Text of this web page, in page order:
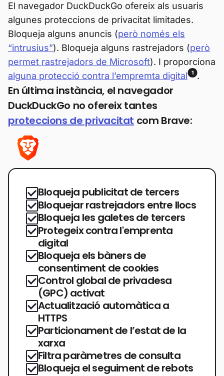
El navegador DuckDuckGo ofereix als usuaris
algunes proteccions de privacitat limitades.
Bloqueja alguns anuncis (però només els
“intrusius”). Bloqueja alguns rastrejadors (però
permet rastrejadors de Microsoft). I proporciona
alguna protecció contra l’empremta digital
1 .
En última instància, el navegador
DuckDuckGo no ofereix tantes
proteccions de privacitat com Brave:
Bloqueja publicitat de tercers
Bloquejar rastrejadors entre llocs
Bloqueja les galetes de tercers
Protegeix contra l'emprenta
digital
Bloqueja els bàners de
consentiment de cookies
Control global de privadesa
(GPC) activat
Actualització automàtica a
HTTPS
Particionament de l’estat de la
xarxa
Filtra paràmetres de consulta
Bloqueja el seguiment de rebots